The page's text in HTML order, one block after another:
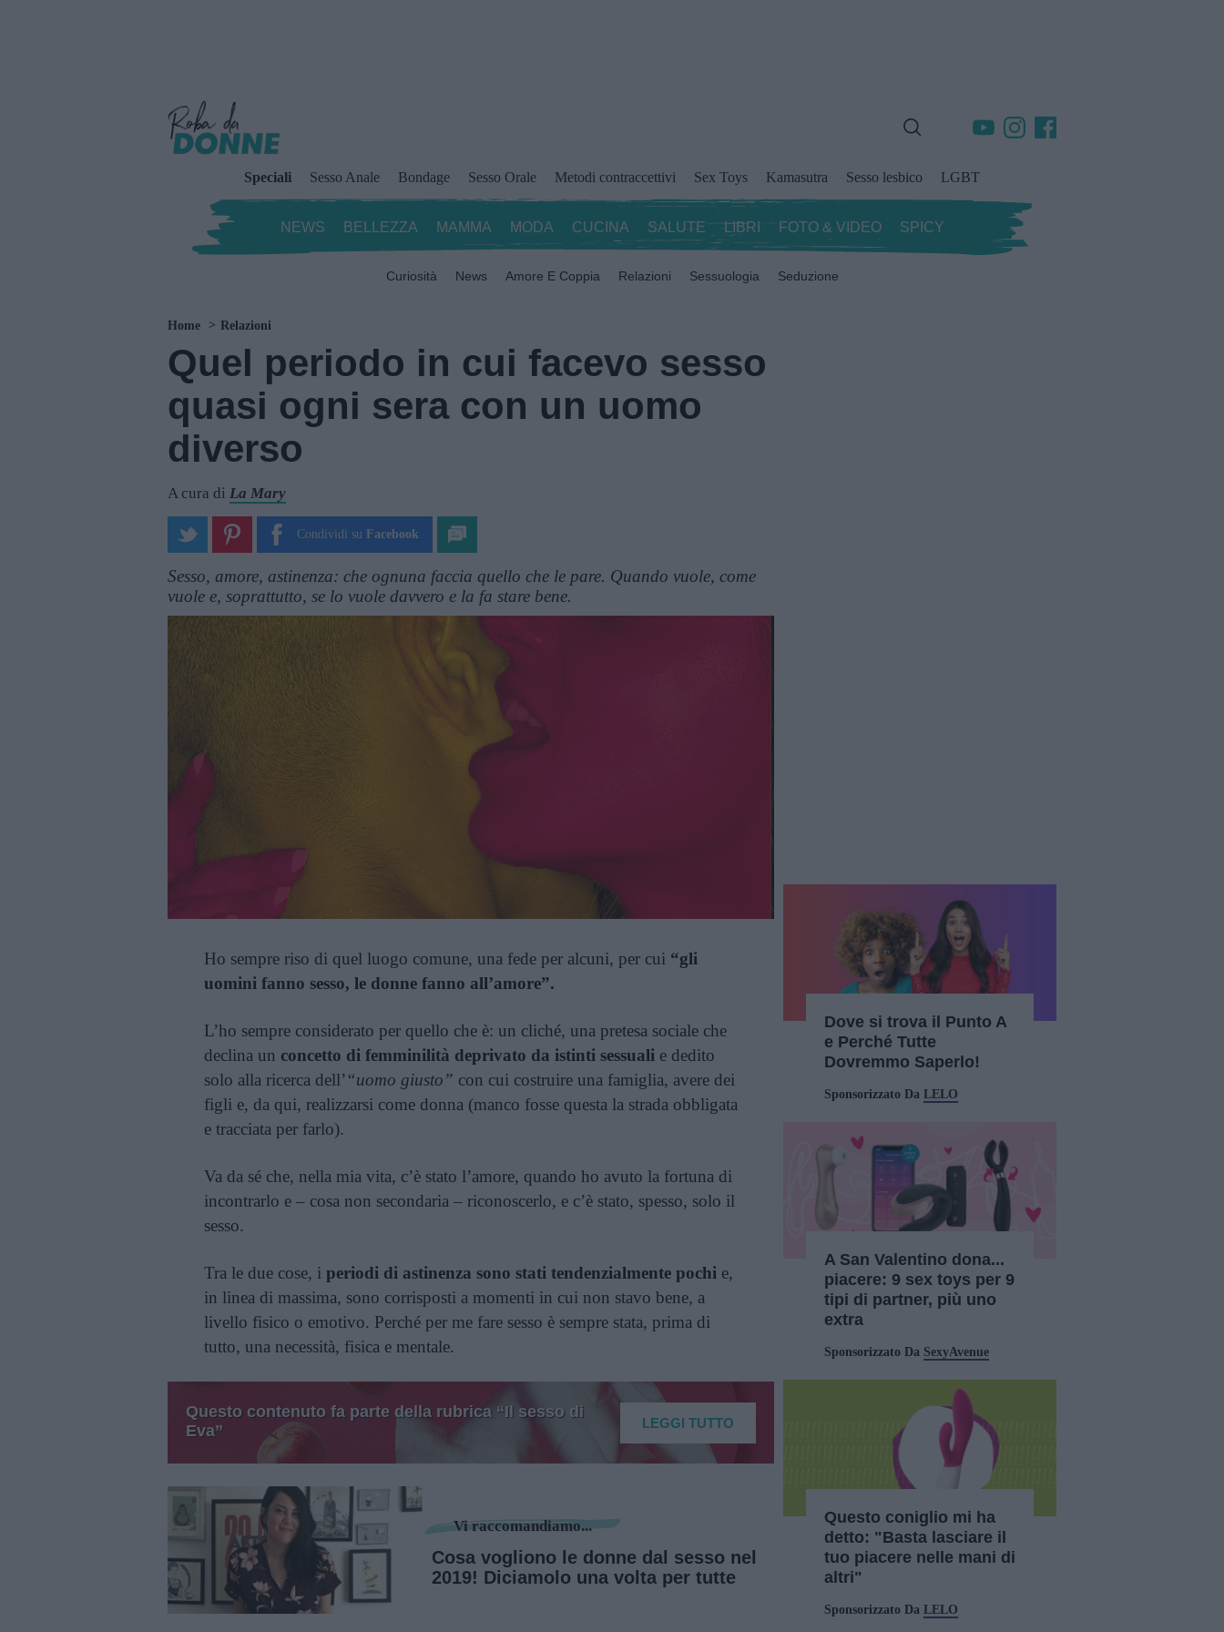
Speciali Sesso Anale Bondage Sesso Orale Metodi contraccettivi Sex Toys Kamasutra Sesso lesbico LGBT
NEWS BELLEZZA MAMMA MODA CUCINA SALUTE LIBRI FOTO & VIDEO SPICY
Curiosità News Amore E Coppia Relazioni Sessuologia Seduzione
Home Relazioni
Quel periodo in cui facevo sesso
quasi ogni sera con un uomo
diverso
A cura di La Mary
Condividi su Facebook
Sesso, amore, astinenza: che ognuna faccia quello che le pare. Quando vuole, come
vuole e, soprattutto, se lo vuole davvero e la fa stare bene.
Ho sempre riso di quel luogo comune, una fede per alcuni, per cui “gli
uomini fanno sesso, le donne fanno all’amore”.
L’ho sempre considerato per quello che è: un cliché, una pretesa sociale che
declina un concetto di femminilità deprivato da istinti sessuali e dedito
solo alla ricerca dell’“uomo giusto” con cui costruire una famiglia, avere dei
figli e, da qui, realizzarsi come donna (manco fosse questa la strada obbligata
e tracciata per farlo).
Va da sé che, nella mia vita, c’è stato l’amore, quando ho avuto la fortuna di
incontrarlo e – cosa non secondaria – riconoscerlo, e c’è stato, spesso, solo il
sesso.
Tra le due cose, i periodi di astinenza sono stati tendenzialmente pochi e,
in linea di massima, sono corrisposti a momenti in cui non stavo bene, a
livello fisico o emotivo. Perché per me fare sesso è sempre stata, prima di
tutto, una necessità, fisica e mentale.
Questo contenuto fa parte della rubrica “Il sesso di
Eva”
LEGGI TUTTO
Vi raccomandiamo...
Cosa vogliono le donne dal sesso nel
2019! Diciamolo una volta per tutte
Dove si trova il Punto A
e Perché Tutte
Dovremmo Saperlo!
Sponsorizzato Da LELO
A San Valentino dona...
piacere: 9 sex toys per 9
tipi di partner, più uno
extra
Sponsorizzato Da SexyAvenue
Questo coniglio mi ha
detto: "Basta lasciare il
tuo piacere nelle mani di
altri"
Sponsorizzato Da LELO